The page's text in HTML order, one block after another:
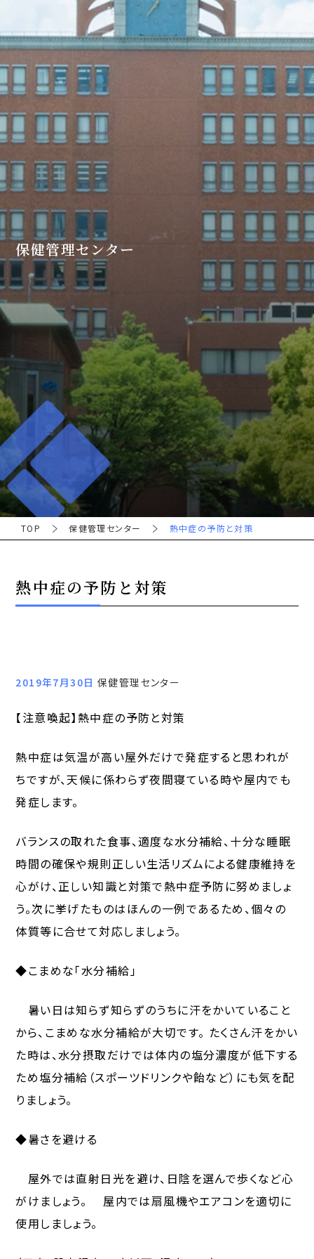
保健管理センター
TOP 保健管理センター 熱中症の予防と対策
熱中症の予防と対策
2019年7月30日 保健管理センター
【注意喚起】熱中症の予防と対策
熱中症は気温が高い屋外だけで発症すると思われが
ちですが、天候に係わらず夜間寝ている時や屋内でも
発症します。
バランスの取れた食事、適度な水分補給、十分な睡眠
時間の確保や規則正しい生活リズムによる健康維持を
心がけ、正しい知識と対策で熱中症予防に努めましょ
う。次に挙げたものはほんの一例であるため、個々の
体質等に合せて対応しましょう。
◆こまめな「水分補給」
暑い日は知らず知らずのうちに汗をかいていること
から、こまめな水分補給が大切です。 たくさん汗をかい
た時は、水分摂取だけでは体内の塩分濃度が低下する
ため塩分補給（スポーツドリンクや飴など）にも気を配
りましょう。
◆暑さを避ける
屋外では直射日光を避け、日陰を選んで歩くなど心
がけましょう。 屋内では扇風機やエアコンを適切に
使用しましょう。